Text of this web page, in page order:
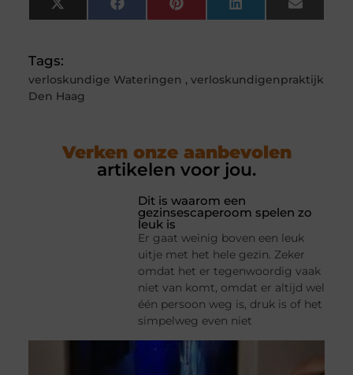
X
(Twitter)
FacebookPinterestLinkedInEmail
Tags:
verloskundige Wateringen , verloskundigenpraktijk
Den Haag
Verken onze aanbevolen
artikelen voor jou.
Dit is waarom een
gezinsescaperoom spelen zo
leuk is
Er gaat weinig boven een leuk
uitje met het hele gezin. Zeker
omdat het er tegenwoordig vaak
niet van komt, omdat er altijd wel
één persoon weg is, druk is of het
simpelweg even niet